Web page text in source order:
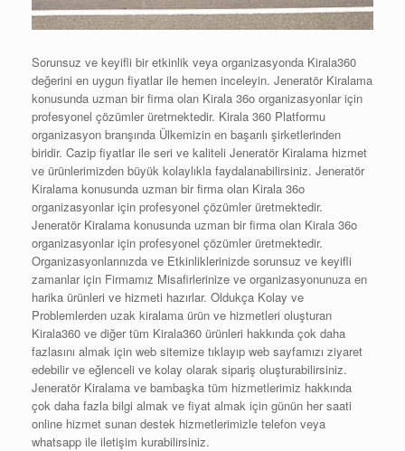
Sorunsuz ve keyifli bir etkinlik veya organizasyonda Kirala360
değerini en uygun fiyatlar ile hemen inceleyin. Jeneratör Kiralama
konusunda uzman bir firma olan Kirala 36o organizasyonlar için
profesyonel çözümler üretmektedir. Kirala 360 Platformu
organizasyon branşında Ülkemizin en başarılı şirketlerinden
biridir. Cazip fiyatlar ile seri ve kaliteli Jeneratör Kiralama hizmet
ve ürünlerimizden büyük kolaylıkla faydalanabilirsiniz. Jeneratör
Kiralama konusunda uzman bir firma olan Kirala 36o
organizasyonlar için profesyonel çözümler üretmektedir.
Jeneratör Kiralama konusunda uzman bir firma olan Kirala 36o
organizasyonlar için profesyonel çözümler üretmektedir.
Organizasyonlarınızda ve Etkinliklerinizde sorunsuz ve keyifli
zamanlar için Firmamız Misafirlerinize ve organizasyonunuza en
harika ürünleri ve hizmeti hazırlar. Oldukça Kolay ve
Problemlerden uzak kiralama ürün ve hizmetleri oluşturan
Kirala360 ve diğer tüm Kirala360 ürünleri hakkında çok daha
fazlasını almak için web sitemize tıklayıp web sayfamızı ziyaret
edebilir ve eğlenceli ve kolay olarak sipariş oluşturabilirsiniz.
Jeneratör Kiralama ve bambaşka tüm hizmetlerimiz hakkında
çok daha fazla bilgi almak ve fiyat almak için günün her saati
online hizmet sunan destek hizmetlerimizle telefon veya
whatsapp ile iletişim kurabilirsiniz.